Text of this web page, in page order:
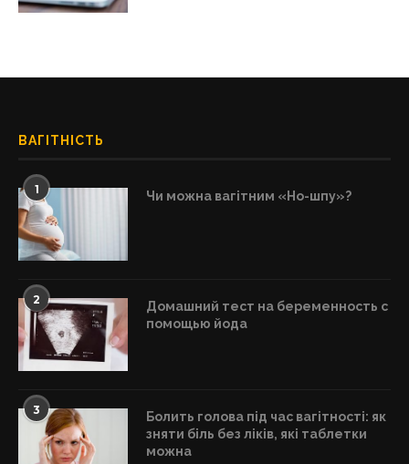
ВАГІТНІСТЬ
1 Чи можна вагітним «Но-шпу»?
2
Домашний тест на беременность с
помощью йода
3
Болить голова під час вагітності: як
зняти біль без ліків, які таблетки
можна